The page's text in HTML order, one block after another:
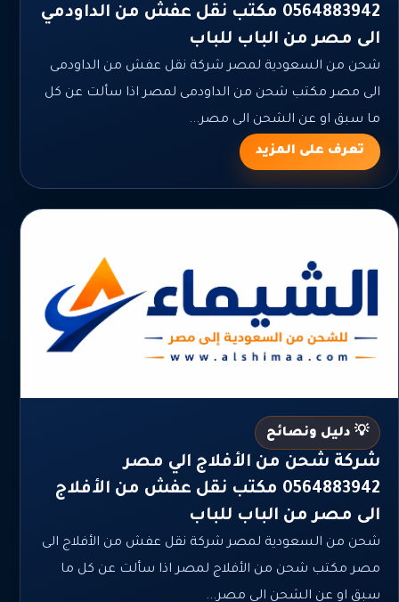
0564883942 مكتب نقل عفش من الداودمي
الى مصر من الباب للباب
شحن من السعودية لمصر شركة نقل عفش من الداودمى
الى مصر مكتب شحن من الداودمى لمصر اذا سألت عن كل
ما سبق او عن الشحن الى مصر...
تعرف على المزيد
💡 دليل ونصائح
شركة شحن من الأفلاج الي مصر
0564883942 مكتب نقل عفش من الأفلاج
الى مصر من الباب للباب
شحن من السعودية لمصر شركة نقل عفش من الأفلاج الى
مصر مكتب شحن من الأفلاج لمصر اذا سألت عن كل ما
سبق او عن الشحن الى مصر...